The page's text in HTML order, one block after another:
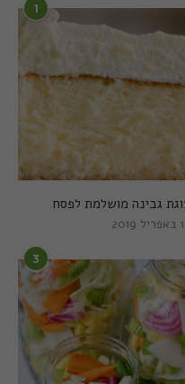
1
גבינה מושלמת לפסח
3